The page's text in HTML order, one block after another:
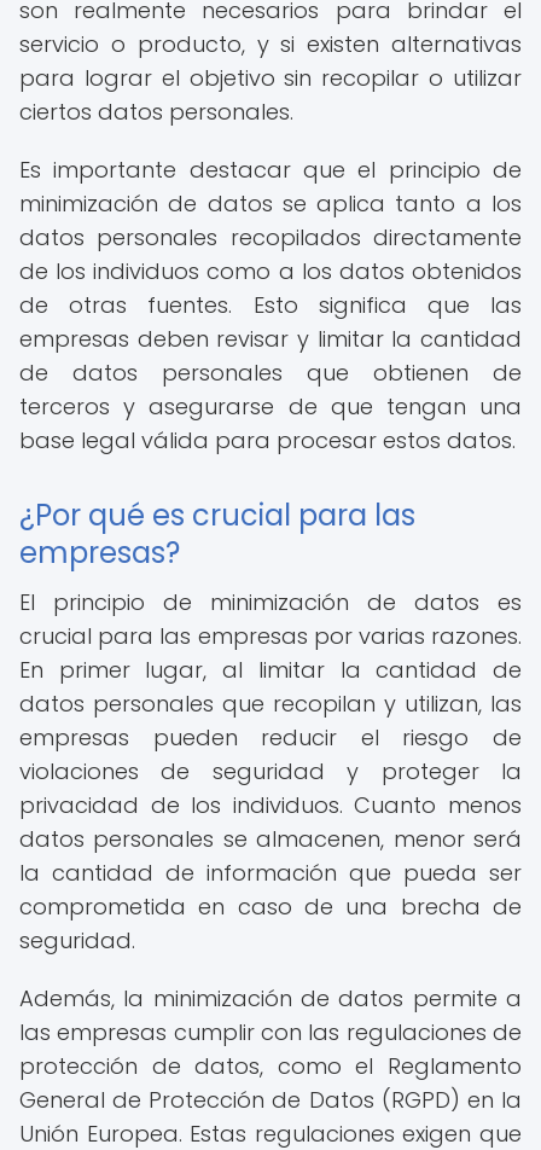
son realmente necesarios para brindar el
servicio o producto, y si existen alternativas
para lograr el objetivo sin recopilar o utilizar
ciertos datos personales.
Es importante destacar que el principio de
minimización de datos se aplica tanto a los
datos personales recopilados directamente
de los individuos como a los datos obtenidos
de otras fuentes. Esto significa que las
empresas deben revisar y limitar la cantidad
de datos personales que obtienen de
terceros y asegurarse de que tengan una
base legal válida para procesar estos datos.
¿Por qué es crucial para las
empresas?
El principio de minimización de datos es
crucial para las empresas por varias razones.
En primer lugar, al limitar la cantidad de
datos personales que recopilan y utilizan, las
empresas pueden reducir el riesgo de
violaciones de seguridad y proteger la
privacidad de los individuos. Cuanto menos
datos personales se almacenen, menor será
la cantidad de información que pueda ser
comprometida en caso de una brecha de
seguridad.
Además, la minimización de datos permite a
las empresas cumplir con las regulaciones de
protección de datos, como el Reglamento
General de Protección de Datos (RGPD) en la
Unión Europea. Estas regulaciones exigen que